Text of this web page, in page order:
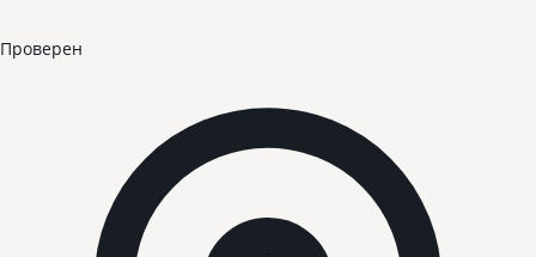
Проверен